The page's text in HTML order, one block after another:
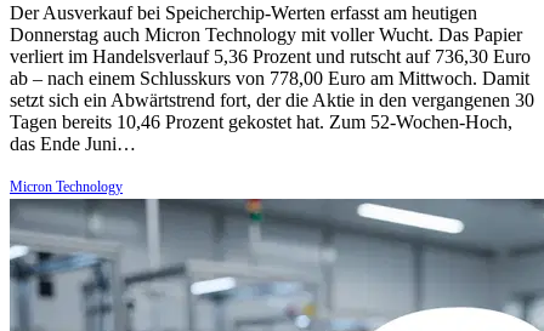
Der Ausverkauf bei Speicherchip-Werten erfasst am heutigen
Donnerstag auch Micron Technology mit voller Wucht. Das Papier
verliert im Handelsverlauf 5,36 Prozent und rutscht auf 736,30 Euro
ab – nach einem Schlusskurs von 778,00 Euro am Mittwoch. Damit
setzt sich ein Abwärtstrend fort, der die Aktie in den vergangenen 30
Tagen bereits 10,46 Prozent gekostet hat. Zum 52-Wochen-Hoch,
das Ende Juni…
Micron Technology